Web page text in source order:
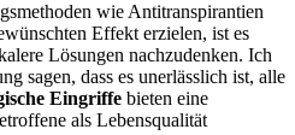
wie Antitranspirantien
Effekt erzielen, ‍ist ⁣es
⁤Lösungen nachzudenken. Ich
sagen, dass es unerlässlich ist, alle​
Eingriffe bieten ⁢eine
als Lebensqualität